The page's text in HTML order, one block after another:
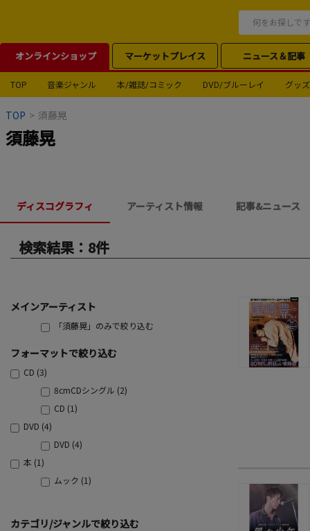
オンラインショップ マーケットプレイス ニュース＆記事
TOP 音楽ジャンル 本/雑誌/コミック DVD/ブルーレイ グッズ
TOP > 須藤晃
須藤晃
ディスコグラフィ アーティスト情報 記事&ニュース
検索結果：8件
メインアーティスト
「須藤晃」のみで絞り込む
フォーマットで絞り込む
CD (3)
8cmCDシングル (2)
CD (1)
DVD (4)
DVD (4)
本 (1)
ムック (1)
カテゴリ/ジャンルで絞り込む